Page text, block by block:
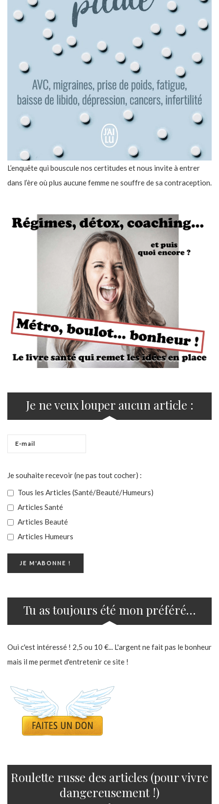
L’enquête qui bouscule nos certitudes et nous invite à entrer
dans l’ère où plus aucune femme ne souffre de sa contraception.
Je ne veux louper aucun article :
Je souhaite recevoir (ne pas tout cocher) :
Tous les Articles (Santé/Beauté/Humeurs)
Articles Santé
Articles Beauté
Articles Humeurs
Tu as toujours été mon préféré…
Oui c'est intéressé ! 2,5 ou 10 €... L'argent ne fait pas le bonheur
mais il me permet d'entretenir ce site !
Roulette russe des articles (pour vivre
dangereusement !)